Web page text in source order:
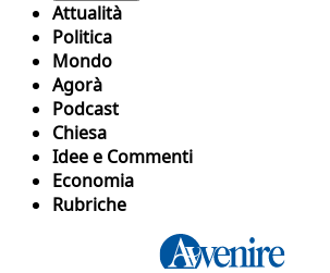
Attualità
Politica
Mondo
Agorà
Podcast
Chiesa
Idee e Commenti
Economia
Rubriche